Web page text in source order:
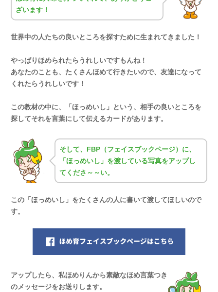
ざいます！
世界中の人たちの良いところを探すために生まれてきました！
やっぱりほめられたらうれしいですもんね！
あなたのことも、たくさんほめて行きたいので、友達になって
くれたらうれしいです！
この教材の中に、「ほっめいし」という、相手の良いところを
探してそれを言葉にして伝えるカードがあります。
そして、FBP（フェイスブックページ）に、
「ほっめいし」を渡している写真をアップし
てくださ～～い。
この「ほっめいし」をたくさんの人に書いて渡してほしいので
す。
アップしたら、私ほめりんから素敵なほめ言葉つき
のメッセージをお送りします。